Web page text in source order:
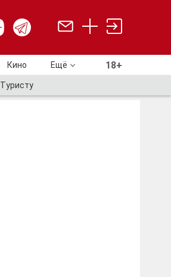
Кино Ещё 18+
Туристу